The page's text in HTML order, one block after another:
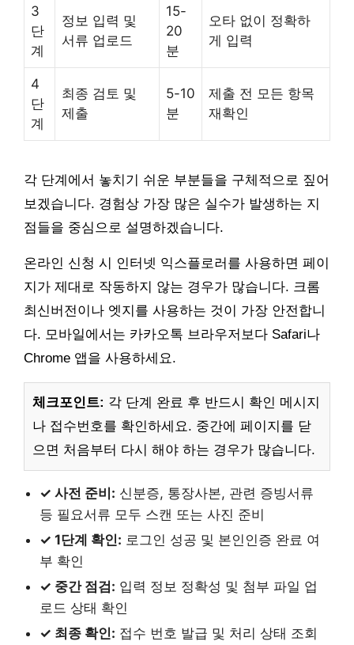
3
단
계
정보 입력 및
서류 업로드
15-
20
분
오타 없이 정확하
게 입력
4
단
계
최종 검토 및
제출
5-10
분
제출 전 모든 항목
재확인
각 단계에서 놓치기 쉬운 부분들을 구체적으로 짚어
보겠습니다. 경험상 가장 많은 실수가 발생하는 지
점들을 중심으로 설명하겠습니다.
온라인 신청 시 인터넷 익스플로러를 사용하면 페이
지가 제대로 작동하지 않는 경우가 많습니다. 크롬
최신버전이나 엣지를 사용하는 것이 가장 안전합니
다. 모바일에서는 카카오톡 브라우저보다 Safari나
Chrome 앱을 사용하세요.
체크포인트: 각 단계 완료 후 반드시 확인 메시지
나 접수번호를 확인하세요. 중간에 페이지를 닫
으면 처음부터 다시 해야 하는 경우가 많습니다.
✓ 사전 준비: 신분증, 통장사본, 관련 증빙서류
등 필요서류 모두 스캔 또는 사진 준비
✓ 1단계 확인: 로그인 성공 및 본인인증 완료 여
부 확인
✓ 중간 점검: 입력 정보 정확성 및 첨부 파일 업
로드 상태 확인
✓ 최종 확인: 접수 번호 발급 및 처리 상태 조회